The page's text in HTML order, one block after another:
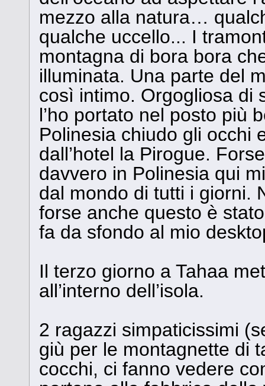
mezzo alla natura…
qualche uccello... I
montagna di bora bora
illuminata. Una parte del
così intimo. Orgogliosa di
l’ho portato nel posto più
Polinesia chiudo gli occhi
dall’hotel la Pirogue.
davvero in Polinesia qui
dal mondo di tutti i giorni.
forse anche questo è
fa da sfondo al mio
Il terzo giorno a Tahaa
all’interno dell’isola.
2 ragazzi simpaticissimi
giù per le montagnette di
cocchi, ci fanno vedere